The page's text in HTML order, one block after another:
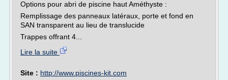
Options pour abri de piscine haut Améthyste :
Remplissage des panneaux latéraux, porte et fond en
SAN transparent au lieu de translucide
Trappes offrant 4...
Lire la suite
Site : http://www.piscines-kit.com